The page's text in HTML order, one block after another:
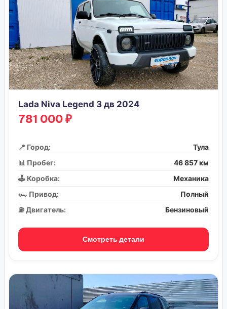
Lada Niva Legend 3 дв 2024
781 000 ₽
📍 Город:
Тула
📊 Пробег:
46 857 км
🕹️ Коробка:
Механика
🏎️ Привод:
Полный
⛽ Двигатель:
Бензиновый
Смотреть детали